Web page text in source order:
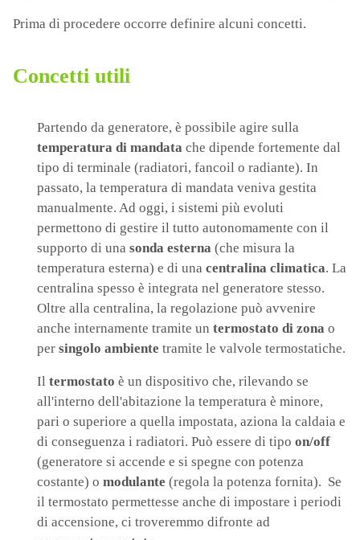
Prima di procedere occorre definire alcuni concetti.
Concetti utili
Partendo da generatore, è possibile agire sulla
temperatura di mandata che dipende fortemente dal
tipo di terminale (radiatori, fancoil o radiante). In
passato, la temperatura di mandata veniva gestita
manualmente. Ad oggi, i sistemi più evoluti
permettono di gestire il tutto autonomamente con il
supporto di una sonda esterna (che misura la
temperatura esterna) e di una centralina climatica. La
centralina spesso è integrata nel generatore stesso.
Oltre alla centralina, la regolazione può avvenire
anche internamente tramite un termostato di zona o
per singolo ambiente tramite le valvole termostatiche.
Il termostato è un dispositivo che, rilevando se
all'interno dell'abitazione la temperatura è minore,
pari o superiore a quella impostata, aziona la caldaia e
di conseguenza i radiatori. Può essere di tipo on/off
(generatore si accende e si spegne con potenza
costante) o modulante (regola la potenza fornita). Se
il termostato permettesse anche di impostare i periodi
di accensione, ci troveremmo difronte ad